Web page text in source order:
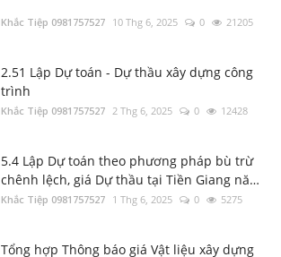
Khắc Tiệp 0981757527 10 Thg 6, 2025 0 21205
2.51 Lập Dự toán - Dự thầu xây dựng công
trình
Khắc Tiệp 0981757527 2 Thg 6, 2025 0 12428
5.4 Lập Dự toán theo phương pháp bù trừ
chênh lệch, giá Dự thầu tại Tiền Giang năm
2023
Khắc Tiệp 0981757527 1 Thg 6, 2025 0 5275
Tổng hợp Thông báo giá Vật liệu xây dựng
áp dụng từ ngày 01/1/2024
Tổng hợp Thông báo giá Vật liệu xây dựng
các tỉnh thành
Nghị định 206/2026/NĐ-CP về quản lý chi
phí đầu tư xây dựng